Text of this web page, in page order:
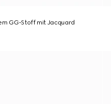
GG-Stoff mit Jacquard